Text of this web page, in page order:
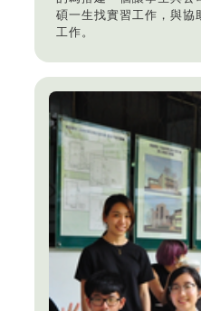
碩一生找實習工作，與協
工作。